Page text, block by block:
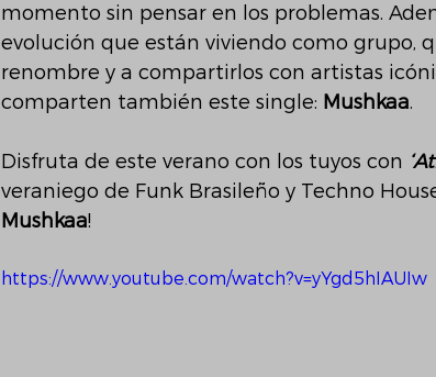
momento sin pensar en los problemas.
evolución que están viviendo como grupo,
renombre y a compartirlos con artistas
comparten también este single: Mushkaa.
Disfruta de este verano con los tuyos con
veraniego de Funk Brasileño y Techno
Mushkaa!
https://www.youtube.com/watch?v=yYgd5hIAUIw